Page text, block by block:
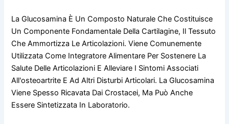
La Glucosamina È Un Composto Naturale Che Costituisce
Un Componente Fondamentale Della Cartilagine, Il Tessuto
Che Ammortizza Le Articolazioni. Viene Comunemente
Utilizzata Come Integratore Alimentare Per Sostenere La
Salute Delle Articolazioni E Alleviare I Sintomi Associati
All'osteoartrite E Ad Altri Disturbi Articolari. La Glucosamina
Viene Spesso Ricavata Dai Crostacei, Ma Può Anche
Essere Sintetizzata In Laboratorio.